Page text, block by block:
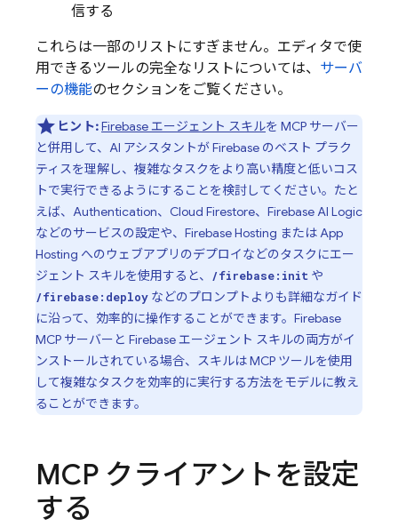
信する
これらは一部のリストにすぎません。エディタで使
用できるツールの完全なリストについては、 サーバ
ーの機能のセクションをご覧ください。
ヒント:Firebase エージェント スキルを MCP サーバー
と併用して、AI アシスタントが Firebase のベスト プラク
ティスを理解し、複雑なタスクをより高い精度と低いコス
トで実行できるようにすることを検討してください。たと
えば、 Authentication、 Cloud Firestore、 Firebase AI Logic
などのサービスの設定や、 Firebase Hosting またはApp
Hosting へのウェブアプリのデプロイなどのタスクにエー
ジェント スキルを使用すると、
/firebase:init や
/firebase:deploy などのプロンプトよりも詳細なガイド
に沿って、効率的に操作することができます。Firebase
MCP サーバーと Firebase エージェント スキルの両方がイ
ンストールされている場合、スキルは MCP ツールを使用
して複雑なタスクを効率的に実行する方法をモデルに教え
ることができます。
MCP クライアントを設定
する